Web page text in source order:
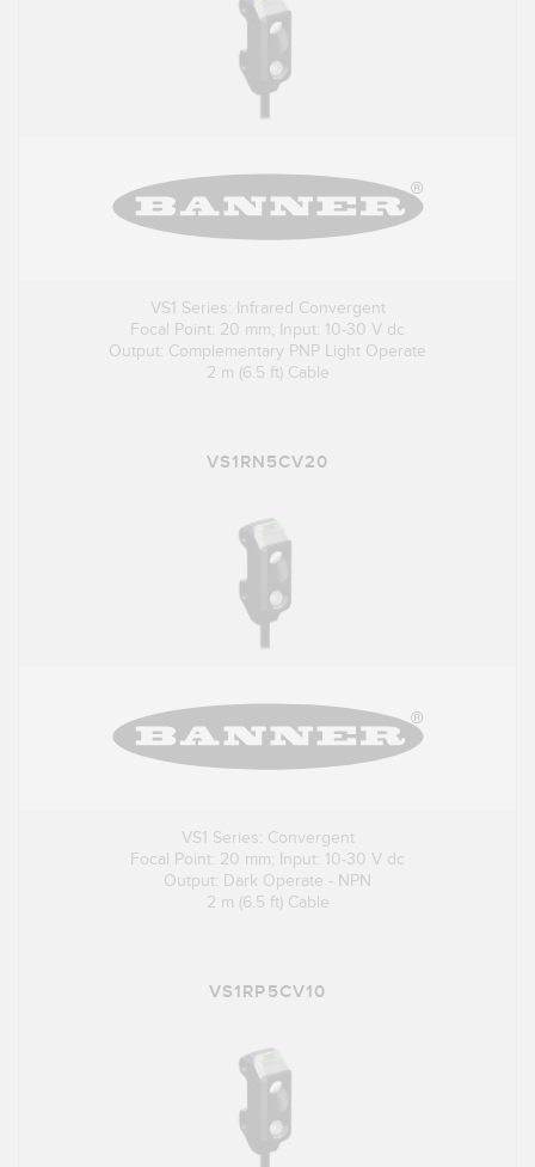
VS1 Series: Infrared Convergent
Focal Point: 20 mm; Input: 10-30 V dc
Output: Complementary PNP Light Operate
2 m (6.5 ft) Cable
VS1RN5CV20
VS1 Series: Convergent
Focal Point: 20 mm; Input: 10-30 V dc
Output: Dark Operate - NPN
2 m (6.5 ft) Cable
VS1RP5CV10